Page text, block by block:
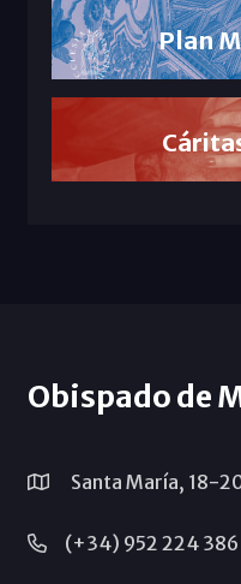
Plan
Obispado de
Santa María, 18-
(+34) 952 224 386